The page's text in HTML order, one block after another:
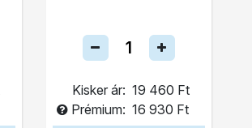
Kisker ár: 19 460 Ft
Prémium: 16 930 Ft